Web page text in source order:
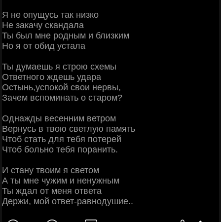
Я не опущусь так низко
Не закачу скандала
Ты был мне родным и близким
Но я от обид устала
Ты думаешь я строю схемы
Ответного ждешь удара
Остынь,успокой свои нервы,
Зачем вспоминать о старом?
Однажды весенним ветром
Вернусь в твою светлую память
Чтоб стать для тебя потерей
Чтоб больно тебя поранить.
И стану твоим я светом
А ты мне чужим и ненужным
Ты ждал от меня ответа
Держи, мой ответ-равнодушие..